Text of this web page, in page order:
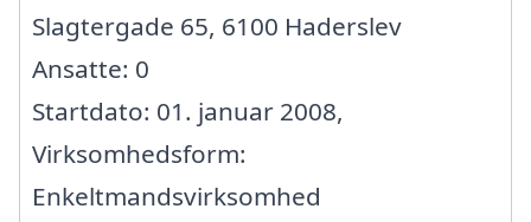
Slagtergade 65, 6100 Haderslev
Ansatte: 0
Startdato: 01. januar 2008,
Virksomhedsform:
Enkeltmandsvirksomhed